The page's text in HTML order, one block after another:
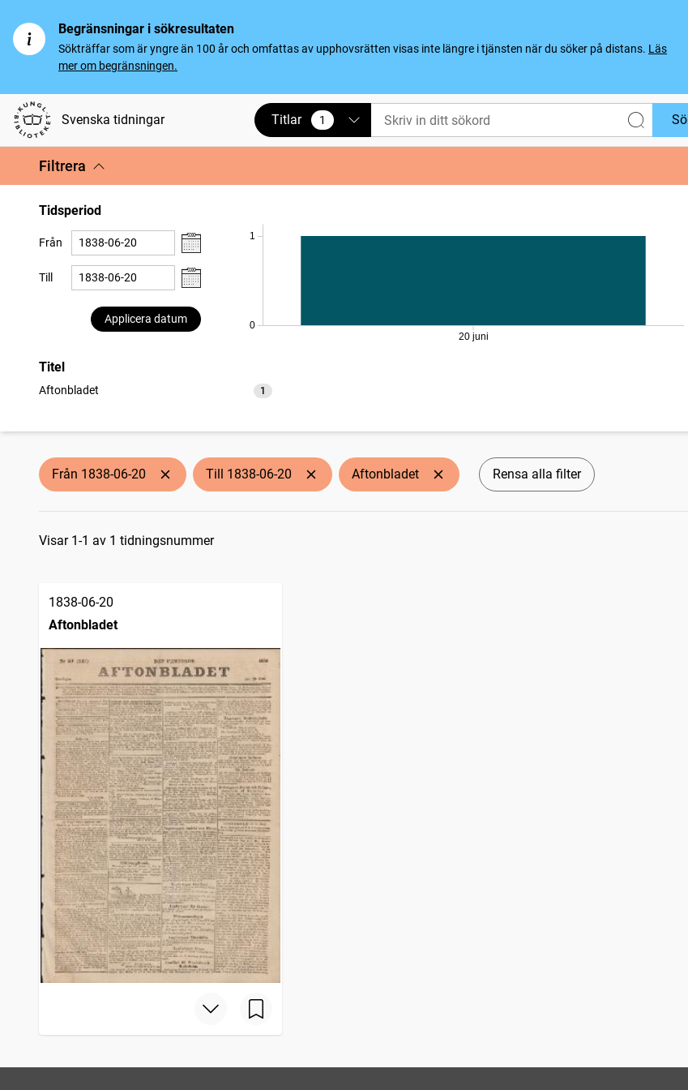
Begränsningar i sökresultaten
Sökträffar som är yngre än 100 år och omfattas av upphovsrätten visas inte längre i tjänsten när du söker på distans. Läs
mer om begränsningen.
Svenska tidningar Titlar 1
vald
Filtrera
Tidsperiod
Från
Till
Applicera datum
0
1
20 juni
Titel
Aftonbladet 1
träffar
Från 1838-06-20 Till 1838-06-20 Aftonbladet Rensa alla filter
Sökresultat
Visar 1-1 av 1 tidningsnummer
1838-06-20
Aftonbladet